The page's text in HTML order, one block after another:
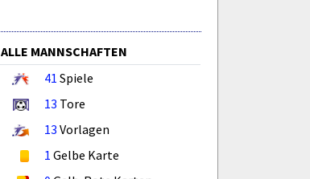
ALLE MANNSCHAFTEN
41 Spiele
13 Tore
13 Vorlagen
1 Gelbe Karte